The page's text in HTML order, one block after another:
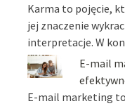
Karma to pojęcie,
jej znaczenie
interpretacje. W
E-mail
E-mail marketing